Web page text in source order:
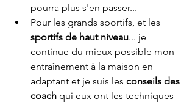
pourra plus s'en passer...
Pour les grands sportifs, et les
sportifs de haut niveau... je
continue du mieux possible mon
entraînement à la maison en
adaptant et je suis les conseils des
coach qui eux ont les techniques